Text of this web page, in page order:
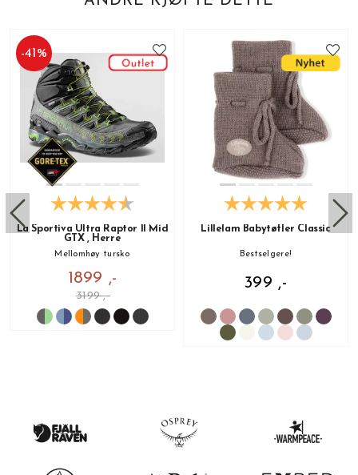
-41 %
La Sportiva Ultra Raptor II Mid
GTX , Herre
Mellomhøy tursko
1899 ,-
3199 ,-
Lillelam Babytøfler Classic
Bestselgere!
399 ,-